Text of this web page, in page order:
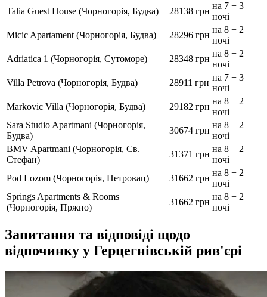
Talia Guest House (Чорногорія, Будва)
28138 грн
на 7 + 3
ночі
Micic Apartament (Чорногорія, Будва)
28296 грн
на 8 + 2
ночі
Adriatica 1 (Чорногорія, Сутоморе)
28348 грн
на 8 + 2
ночі
Villa Petrova (Чорногорія, Будва)
28911 грн
на 7 + 3
ночі
Markovic Villa (Чорногорія, Будва)
29182 грн
на 8 + 2
ночі
Sara Studio Apartmani (Чорногорія,
Будва)
30674 грн
на 8 + 2
ночі
BMV Apartmani (Чорногорія, Св.
Стефан)
31371 грн
на 8 + 2
ночі
Pod Lozom (Чорногорія, Петровац)
31662 грн
на 8 + 2
ночі
Springs Apartments & Rooms
(Чорногорія, Пржно)
31662 грн
на 8 + 2
ночі
Запитання та відповіді щодо
відпочинку у Герцегнівській рив'єрі